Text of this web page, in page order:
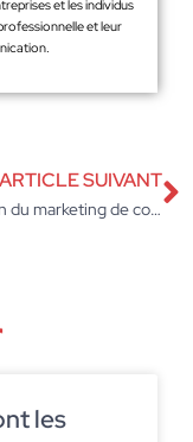
et les individus
et leur
ARTICLE SUIVANT
L’évolution du marketing de contenu au cours des 5 dernières années
les